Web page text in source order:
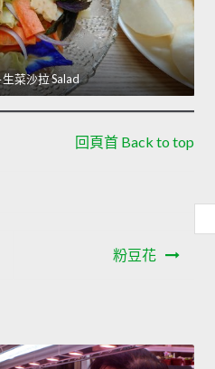
菜沙拉 Salad
回頁首 Back to top
粉豆花
容